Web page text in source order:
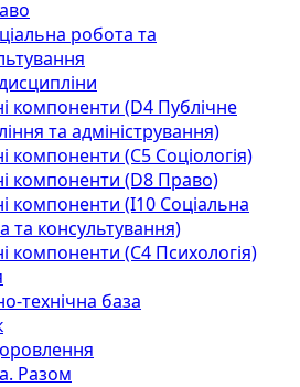
робота та
компоненти (D4 Публічне
та адміністрування)
компоненти (С5 Соціологія)
компоненти (D8 Право)
компоненти (I10 Соціальна
та консультування)
компоненти (С4 Психологія)
технічна база
Разом